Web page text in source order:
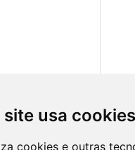
site usa cookies
cookies e outras